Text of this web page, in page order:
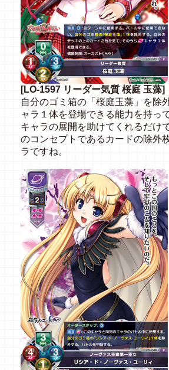
[LO-1597 リーダー気質 桜庭 玉藻]
自分のゴミ箱の「桜庭玉藻」を除
ャラ１体を登場できる能力を持っ
キャラの展開を助けてくれるだけ
のコンセプトであるカードの除外
ラですね。